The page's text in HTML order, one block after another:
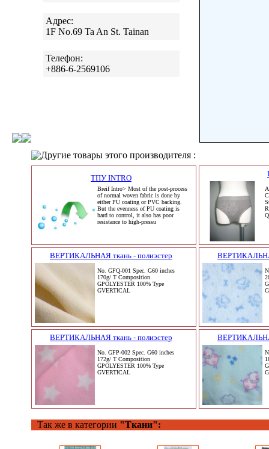
Адрес:
1F No.69 Ta An St. Tainan
Телефон:
+886-6-2569106
Другие товары этого производителя :
ТПУ INTRO
Breif Intro> Most of the post-process
of normal woven fabric is done by
either PU coating or PVC backing.
But the evenness of PU coating is
hard to control, it also has poor
resistance to high-pressu
ВЕРТИКАЛЬНАЯ ткань - полиэстер
No. GFQ-001 Spec. G60 inches
170g/ T Composition
GPOLYESTER 100% Type
GVERTICAL
ВЕРТИКАЛЬНАЯ ткань - полиэстер
No. GFP-002 Spec. G60 inches
172g/ T Composition
GPOLYESTER 100% Type
GVERTICAL
Так же в категории "Ткани":